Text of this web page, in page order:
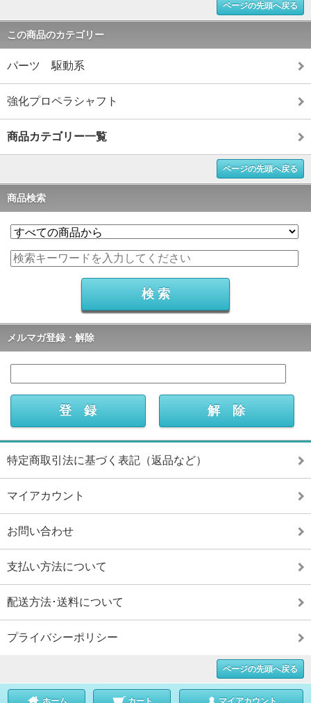
ページの先頭へ戻る
この商品のカテゴリー
パーツ 駆動系
強化プロペラシャフト
商品カテゴリー一覧
ページの先頭へ戻る
商品検索
メルマガ登録・解除
特定商取引法に基づく表記（返品など）
マイアカウント
お問い合わせ
支払い方法について
配送方法･送料について
プライバシーポリシー
ページの先頭へ戻る